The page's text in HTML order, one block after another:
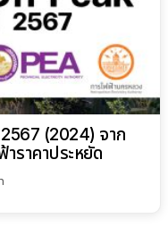
(2024) จาก
ราคาประหยัด